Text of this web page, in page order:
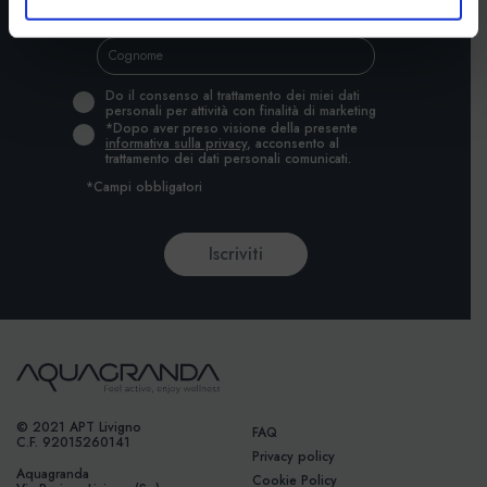
Do il consenso al trattamento dei miei dati
personali per attività con finalità di marketing
*Dopo aver preso visione della presente
informativa sulla privacy, acconsento al
trattamento dei dati personali comunicati.
*Campi obbligatori
© 2021 APT Livigno
C.F. 92015260141
Aquagranda
FAQ
Privacy policy
Cookie Policy